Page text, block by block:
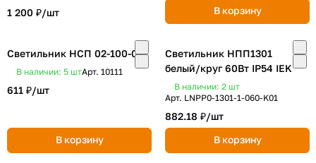
1 200 ₽/шт В корзину
Светильник НСП 02-100-001
В наличии: 5 штАрт. 10111
611 ₽/шт
В корзину
Светильник НПП1301
белый/круг 60Вт IP54 IEK
В наличии: 2 шт
Арт. LNPP0-1301-1-060-K01
882.18 ₽/шт
В корзину